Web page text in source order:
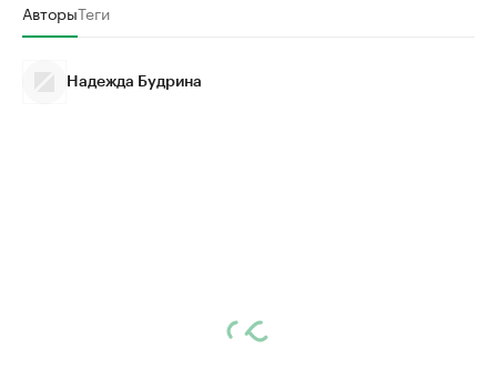
АвторыТеги
Надежда Будрина